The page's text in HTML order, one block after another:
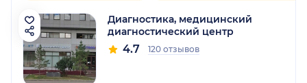
Диагностика, медицинский
диагностический центр
4.7 120 отзывов